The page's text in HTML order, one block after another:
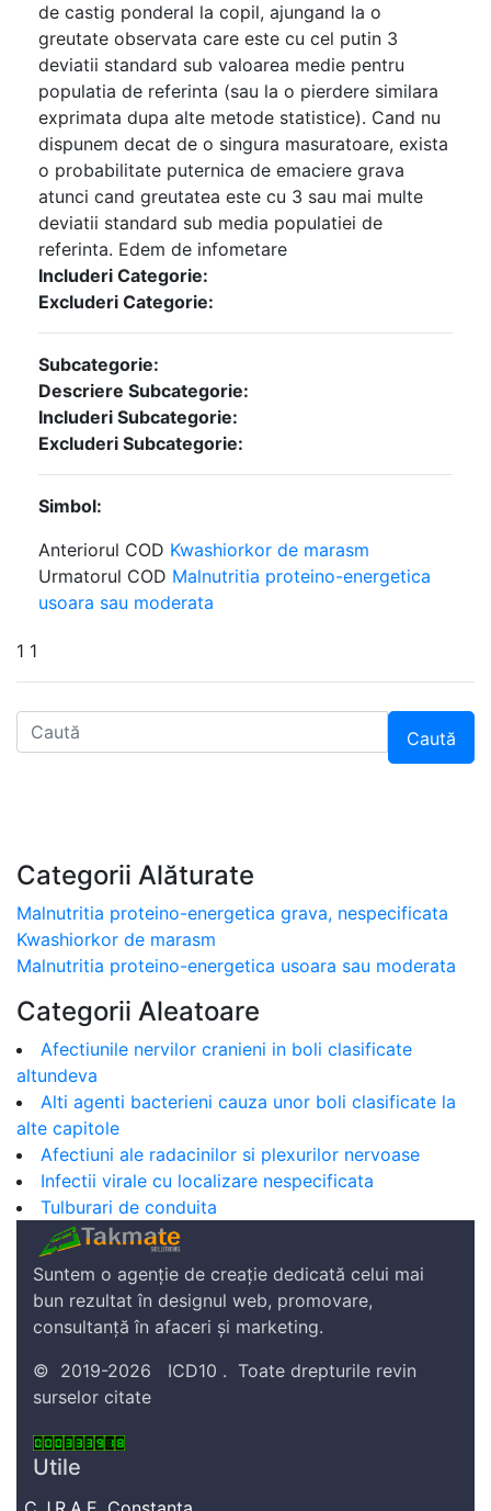
de castig ponderal la copil, ajungand la o
greutate observata care este cu cel putin 3
deviatii standard sub valoarea medie pentru
populatia de referinta (sau la o pierdere similara
exprimata dupa alte metode statistice). Cand nu
dispunem decat de o singura masuratoare, exista
o probabilitate puternica de emaciere grava
atunci cand greutatea este cu 3 sau mai multe
deviatii standard sub media populatiei de
referinta. Edem de infometare
Includeri Categorie:
Excluderi Categorie:
Subcategorie:
Descriere Subcategorie:
Includeri Subcategorie:
Excluderi Subcategorie:
Simbol:
Anteriorul COD Kwashiorkor de marasm
Urmatorul COD Malnutritia proteino-energetica
usoara sau moderata
1 1
Caută
Categorii Alăturate
Malnutritia proteino-energetica grava, nespecificata
Kwashiorkor de marasm
Malnutritia proteino-energetica usoara sau moderata
Categorii Aleatoare
Afectiunile nervilor cranieni in boli clasificate
altundeva
Alti agenti bacterieni cauza unor boli clasificate la
alte capitole
Afectiuni ale radacinilor si plexurilor nervoase
Infectii virale cu localizare nespecificata
Tulburari de conduita
Suntem o agenție de creație dedicată celui mai
bun rezultat în designul web, promovare,
consultanță în afaceri și marketing.
© 2019-2026 ICD10 . Toate drepturile revin
surselor citate
Utile